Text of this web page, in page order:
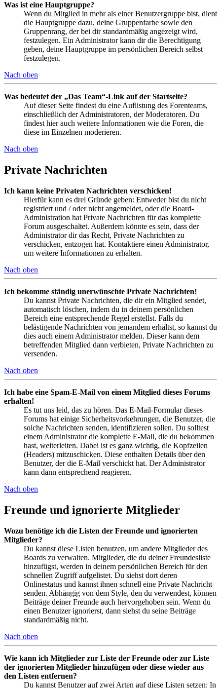
Was ist eine Hauptgruppe?
Wenn du Mitglied in mehr als einer Benutzergruppe bist, dient
die Hauptgruppe dazu, deine Gruppenfarbe sowie den
Gruppenrang, der bei dir standardmäßig angezeigt wird,
festzulegen. Ein Administrator kann dir die Berechtigung
geben, deine Hauptgruppe im persönlichen Bereich selbst
festzulegen.
Nach oben
Was bedeutet der „Das Team“-Link auf der Startseite?
Auf dieser Seite findest du eine Auflistung des Forenteams,
einschließlich der Administratoren, der Moderatoren. Du
findest hier auch weitere Informationen wie die Foren, die
diese im Einzelnen moderieren.
Nach oben
Private Nachrichten
Ich kann keine Privaten Nachrichten verschicken!
Hierfür kann es drei Gründe geben: Entweder bist du nicht
registriert und / oder nicht angemeldet, oder die Board-
Administration hat Private Nachrichten für das komplette
Forum ausgeschaltet. Außerdem könnte es sein, dass der
Administrator dir das Recht, Private Nachrichten zu
verschicken, entzogen hat. Kontaktiere einen Administrator,
um weitere Informationen zu erhalten.
Nach oben
Ich bekomme ständig unerwünschte Private Nachrichten!
Du kannst Private Nachrichten, die dir ein Mitglied sendet,
automatisch löschen, indem du in deinem persönlichen
Bereich eine entsprechende Regel erstellst. Falls du
belästigende Nachrichten von jemandem erhältst, so kannst du
dies auch einem Administrator melden. Dieser kann dem
betreffenden Mitglied dann verbieten, Private Nachrichten zu
versenden.
Nach oben
Ich habe eine Spam-E-Mail von einem Mitglied dieses Forums
erhalten!
Es tut uns leid, das zu hören. Das E-Mail-Formular dieses
Forums hat einige Sicherheitsvorkehrungen, die Benutzer, die
solche Nachrichten senden, identifizieren sollen. Du solltest
einem Administrator die komplette E-Mail, die du bekommen
hast, weiterleiten. Dabei ist es ganz wichtig, die Kopfzeilen
(Headers) mitzuschicken. Diese enthalten Details über den
Benutzer, der die E-Mail verschickt hat. Der Administrator
kann dann entsprechend reagieren.
Nach oben
Freunde und ignorierte Mitglieder
Wozu benötige ich die Listen der Freunde und ignorierten
Mitglieder?
Du kannst diese Listen benutzen, um andere Mitglieder des
Boards zu verwalten. Mitglieder, die du deiner Freundesliste
hinzufügst, werden in deinem persönlichen Bereich für den
schnellen Zugriff aufgelistet. Du siehst dort deren
Onlinestatus und kannst ihnen schnell eine Private Nachricht
senden. Abhängig von dem Style, den du verwendest, können
Beiträge deiner Freunde auch hervorgehoben sein. Wenn du
einen Benutzer ignorierst, dann siehst du seine Beiträge
standardmäßig nicht.
Nach oben
Wie kann ich Mitglieder zur Liste der Freunde oder zur Liste
der ignorierten Mitglieder hinzufügen oder diese wieder aus
den Listen entfernen?
Du kannst Benutzer auf zwei Arten auf diese Listen setzen: In